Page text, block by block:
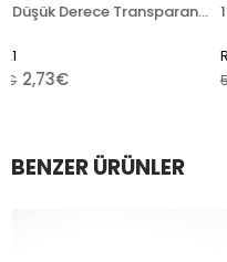
1001 Düşük Derece Transparan Parlak Hazır Sıvı
4,50€
BENZER ÜRÜNLER